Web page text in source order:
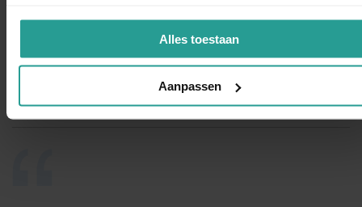
Alles toestaan
Aanpassen
van bestrijden en de vlotte follow up. Dit bedrijf bevelen wij